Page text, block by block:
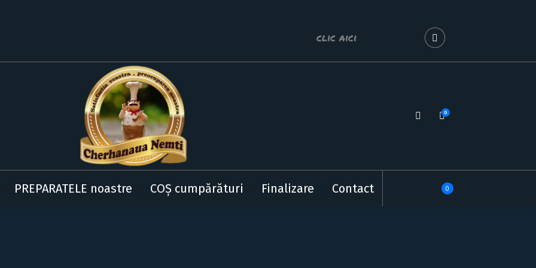
clic aici
Preparate din peste si fructe de mare.
0
PREPARATELE noastre COȘ cumpărături Finalizare Contact 0